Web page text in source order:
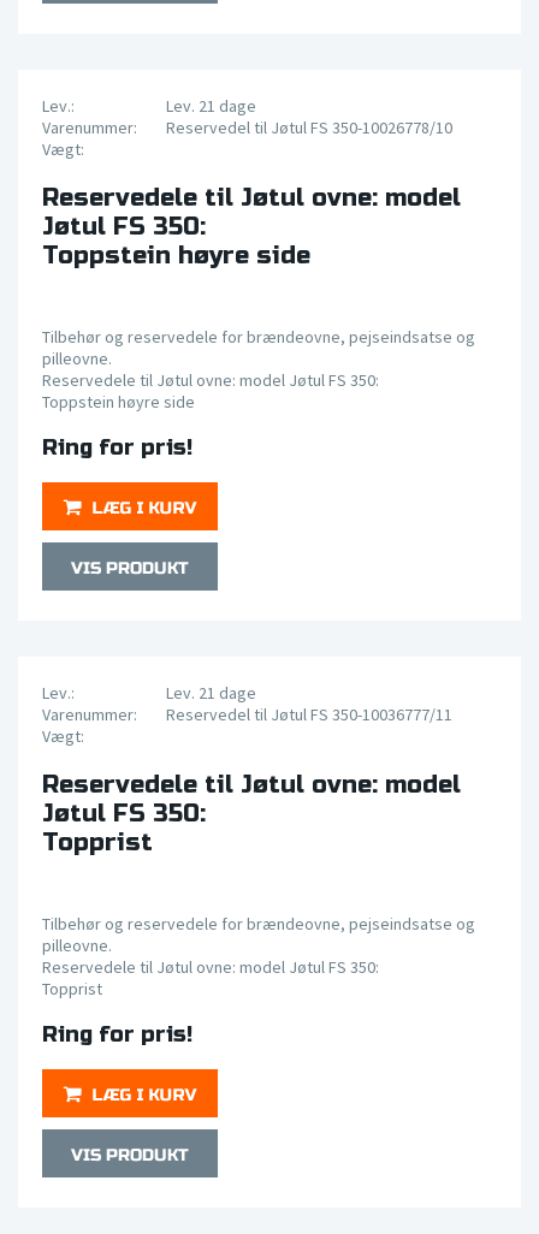
Lev.:
Lev. 21 dage
Varenummer:
Reservedel til Jøtul FS 350-10026778/10
Vægt:
Reservedele til Jøtul ovne: model
Jøtul FS 350:
Toppstein høyre side
Tilbehør og reservedele for brændeovne, pejseindsatse og
pilleovne.
Reservedele til Jøtul ovne: model Jøtul FS 350:
Toppstein høyre side
Ring for pris!
Lev.:
Lev. 21 dage
Varenummer:
Reservedel til Jøtul FS 350-10036777/11
Vægt:
Reservedele til Jøtul ovne: model
Jøtul FS 350:
Topprist
Tilbehør og reservedele for brændeovne, pejseindsatse og
pilleovne.
Reservedele til Jøtul ovne: model Jøtul FS 350:
Topprist
Ring for pris!